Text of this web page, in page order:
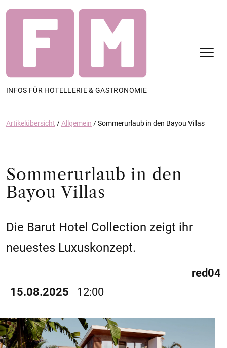
INFOS FÜR HOTELLERIE & GASTRONOMIE
Artikelübersicht /Allgemein /Sommerurlaub in den Bayou Villas
Sommerurlaub in den
Bayou Villas
Die Barut Hotel Collection zeigt ihr
neuestes Luxuskonzept.
15.08.2025 12:00
red04